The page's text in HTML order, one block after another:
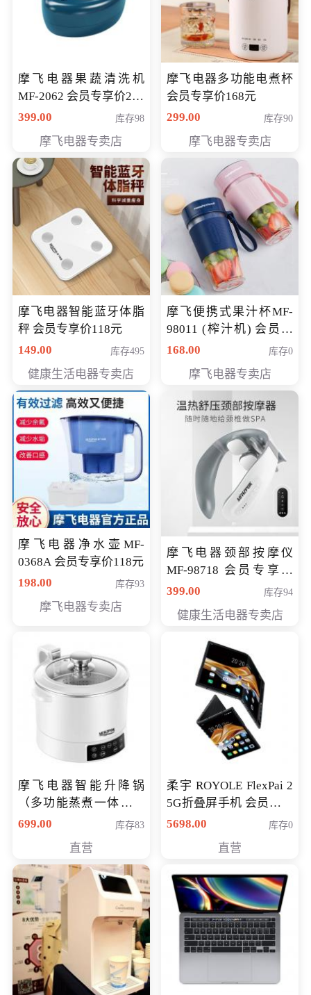
摩飞电器果蔬清洗机
MF-2062 会员专享价268
元
399.00 库存98
摩飞电器专卖店
摩飞电器多功能电煮杯
会员专享价168元
299.00
库存90
摩飞电器专卖店
摩飞电器智能蓝牙体脂
秤 会员专享价118元
149.00
库存495
健康生活电器专卖店
摩飞便携式果汁杯MF-
98011 (榨汁机) 会员专
享价138元
168.00 库存0
摩飞电器专卖店
摩飞电器净水壶MF-
0368A 会员专享价118元
198.00
库存93
摩飞电器专卖店
摩飞电器颈部按摩仪
MF-98718 会员专享价
299元
399.00 库存94
健康生活电器专卖店
摩飞电器智能升降锅
（多功能蒸煮一体锅）
（智能升降养生锅） 会
699.00 库存83
直营
柔宇 ROYOLE FlexPai 2
5G折叠屏手机 会员专享
购买价格 4998元
5698.00 库存0
直营